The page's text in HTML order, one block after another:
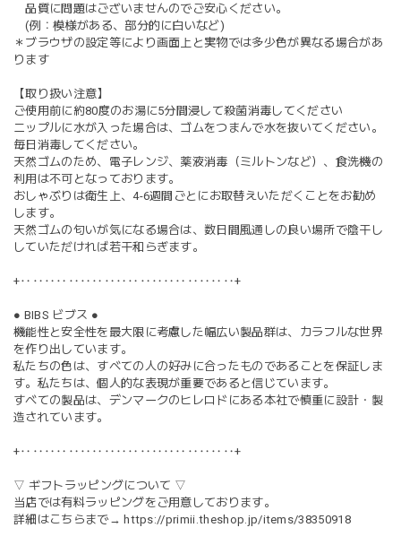
品質に問題はございませんのでご安心ください。
(例：模様がある、部分的に白いなど)
＊ブラウザの設定等により画面上と実物では多少色が異なる場合があ
ります
【取り扱い注意】
ご使用前に約80度のお湯に5分間浸して殺菌消毒してください
ニップルに水が入った場合は、ゴムをつまんで水を抜いてください。
毎日消毒してください。
天然ゴムのため、電子レンジ、薬液消毒（ミルトンなど）、食洗機の
利用は不可となっております。
おしゃぶりは衛生上、4-6週間ごとにお取替えいただくことをお勧め
します。
天然ゴムの匂いが気になる場合は、数日間風通しの良い場所で陰干し
していただければ若干和らぎます。
+‥‥‥‥‥‥‥‥‥‥‥‥‥‥‥‥‥‥+
● BIBS ビブス ●
機能性と安全性を最大限に考慮した幅広い製品群は、カラフルな世界
を作り出しています。
私たちの色は、すべての人の好みに合ったものであることを保証しま
す。私たちは、個人的な表現が重要であると信じています。
すべての製品は、デンマークのヒレロドにある本社で慎重に設計・製
造されています。
+‥‥‥‥‥‥‥‥‥‥‥‥‥‥‥‥‥‥+
▽ ギフトラッピングについて ▽
当店では有料ラッピングをご用意しております。
詳細はこちらまで→https://primii.theshop.jp/items/38350918